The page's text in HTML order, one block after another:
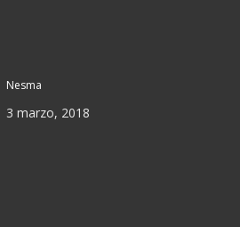
Nesma
3 marzo, 2018